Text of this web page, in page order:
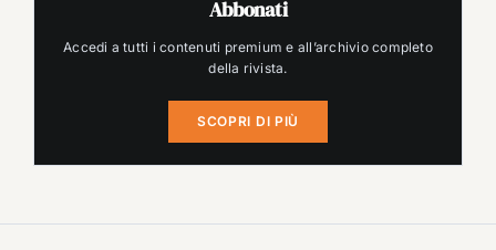
Abbonati
Accedi a tutti i contenuti premium e all’archivio completo
della rivista.
SCOPRI DI PIÙ